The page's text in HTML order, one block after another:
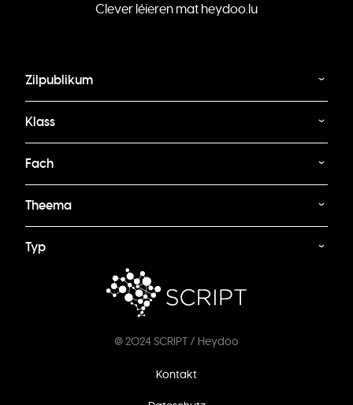
Clever léieren mat heydoo.lu
Zilpublikum
Klass
Fach
Theema
Typ
@ 2024 SCRIPT / Heydoo
Kontakt